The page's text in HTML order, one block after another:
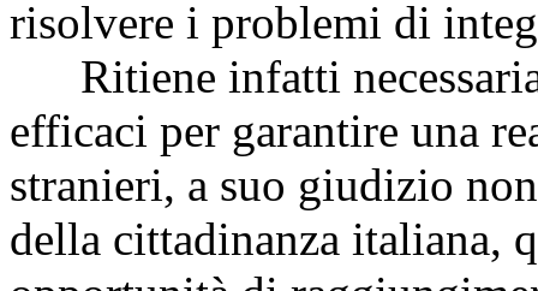
risolvere i problemi di
Ritiene infatti
efficaci per garantire una
stranieri, a suo giudizio
della cittadinanza italiana,